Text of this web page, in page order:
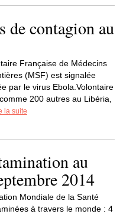
de contagion au
Française de Médecins
(MSF) est signalée
par le virus Ebola.Volontaire
200 autres au Libéria,
la suite
au
2014
Mondiale de la Santé
à travers le monde : 4